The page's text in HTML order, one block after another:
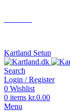
Kartland Setup
Search
Login / Register
0 Wishlist
0 items kr.0.00
Menu